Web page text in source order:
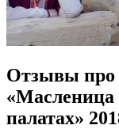
Отзывы про
«Масленица
палатах»